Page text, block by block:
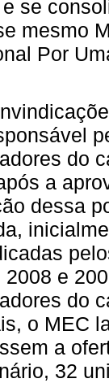
se
mesmo
Por
do
a
dessa
2008 e
do
o MEC
a
32